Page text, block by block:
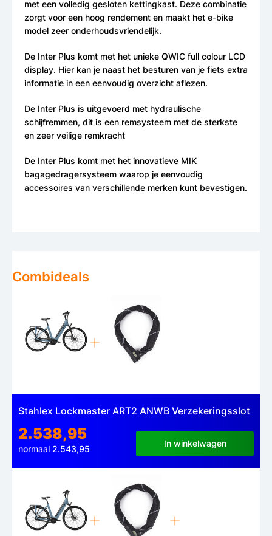
Combideals
Stahlex Lockmaster ART2 ANWB Verzekeringsslot
2.538,95
normaal 2.543,95
In winkelwagen
met een volledig gesloten kettingkast. Deze combinatie
zorgt voor een hoog rendement en maakt het e-bike
model zeer onderhoudsvriendelijk.
De Inter Plus komt met het unieke QWIC full colour LCD
display. Hier kan je naast het besturen van je fiets extra
informatie in een eenvoudig overzicht aflezen.
De Inter Plus is uitgevoerd met hydraulische
schijfremmen, dit is een remsysteem met de sterkste
en zeer veilige remkracht
De Inter Plus komt met het innovatieve MIK
bagagedragersysteem waarop je eenvoudig
accessoires van verschillende merken kunt bevestigen.